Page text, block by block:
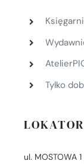
Tylko
ul. MOSTOWA 1